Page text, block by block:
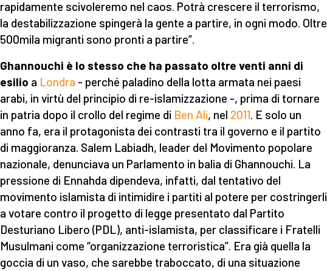
rapidamente scivoleremo nel caos. Potrà crescere il terrorismo,
la destabilizzazione spingerà la gente a partire, in ogni modo. Oltre
500mila migranti sono pronti a partire”.
Ghannouchi è lo stesso che ha passato oltre venti anni di
esilio a Londra - perché paladino della lotta armata nei paesi
arabi, in virtù del principio di re-islamizzazione -, prima di tornare
in patria dopo il crollo del regime di Ben Ali, nel 2011. E solo un
anno fa, era il protagonista dei contrasti tra il governo e il partito
di maggioranza. Salem Labiadh, leader del Movimento popolare
nazionale, denunciava un Parlamento in balia di Ghannouchi. La
pressione di Ennahda dipendeva, infatti, dal tentativo del
movimento islamista di intimidire i partiti al potere per costringerli
a votare contro il progetto di legge presentato dal Partito
Desturiano Libero (PDL), anti-islamista, per classificare i Fratelli
Musulmani come “organizzazione terroristica”. Era già quella la
goccia di un vaso, che sarebbe traboccato, di una situazione